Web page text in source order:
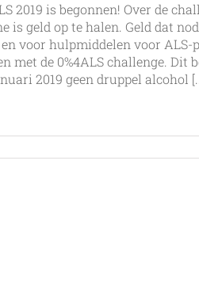
2019 is begonnen! Over de
is geld op te halen. Geld dat
voor hulpmiddelen voor ALS-
met de 0%4ALS challenge. Dit
2019 geen druppel alcohol